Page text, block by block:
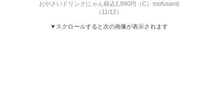
おやさいドリンクにゃん税込1,990円（C）mofusand
（11/12）
▼スクロールすると次の画像が表示されます